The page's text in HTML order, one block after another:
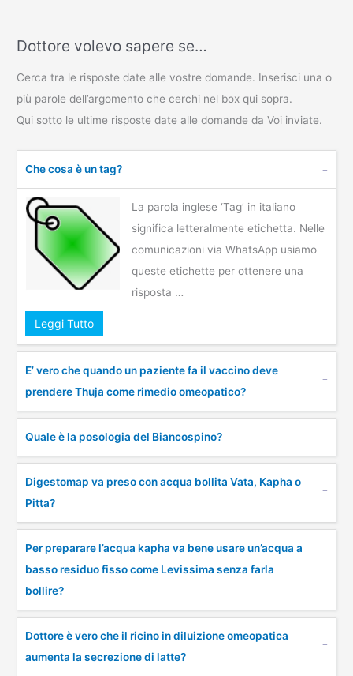
Dottore volevo sapere se…
Cerca tra le risposte date alle vostre domande. Inserisci una o
più parole dell’argomento che cerchi nel box qui sopra.
Qui sotto le ultime risposte date alle domande da Voi inviate.
Che cosa è un tag?
La parola inglese ‘Tag’ in italiano
significa letteralmente etichetta. Nelle
comunicazioni via WhatsApp usiamo
queste etichette per ottenere una
risposta …
Leggi Tutto
E’ vero che quando un paziente fa il vaccino deve
prendere Thuja come rimedio omeopatico?
Quale è la posologia del Biancospino?
Digestomap va preso con acqua bollita Vata, Kapha o
Pitta?
Per preparare l’acqua kapha va bene usare un’acqua a
basso residuo fisso come Levissima senza farla
bollire?
Dottore è vero che il ricino in diluizione omeopatica
aumenta la secrezione di latte?